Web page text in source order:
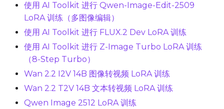
使用 AI Toolkit 进行 Qwen-Image-Edit-2509
LoRA 训练（多图像编辑）
使用 AI Toolkit 进行 FLUX.2 Dev LoRA 训练
使用 AI Toolkit 进行 Z-Image Turbo LoRA 训练
（8-Step Turbo）
Wan 2.2 I2V 14B 图像转视频 LoRA 训练
Wan 2.2 T2V 14B 文本转视频 LoRA 训练
Qwen Image 2512 LoRA 训练